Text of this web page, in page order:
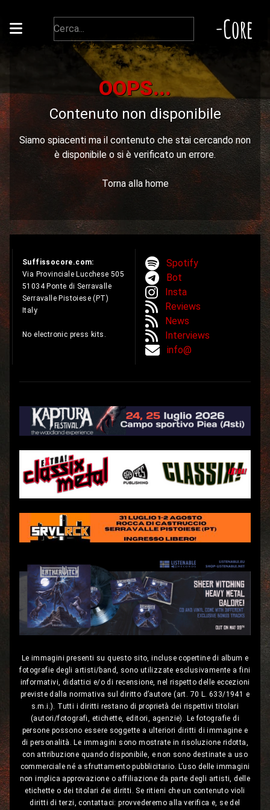
-Core
OOPS...
Contenuto non disponibile
Siamo spiacenti ma il contenuto che stai cercando non
è disponibile o si è verificato un errore.
Torna alla home
Suffissocore.com:
Via Provinciale Lucchese 505
51034 Ponte di Serravalle
Serravalle Pistoiese (PT)
Italy
No electronic press kits.
Spotify
Bot
Insta
Reviews
News
Interviews
info@
Le immagini presenti su questo sito, incluse copertine di album e
fotografie degli artisti/band, sono utilizzate esclusivamente a fini
informativi, didattici e/o di recensione, nel rispetto delle eccezioni
previste dalla normativa sul diritto d’autore (art. 70 L. 633/1941 e
s.m.i.). Tutti i diritti restano di proprietà dei rispettivi titolari
(autori/fotografi, etichette, editori, agenzie). Le fotografie di
persone possono essere soggette a ulteriori diritti di immagine e
di personalità. Le immagini sono mostrate in risoluzione ridotta,
con attribuzione quando disponibile, e non sono destinate a uso
commerciale né a sfruttamento pubblicitario. L’uso delle immagini
non implica approvazione o affiliazione da parte degli artisti, delle
etichette o dei titolari dei diritti. Se ritieni che un contenuto violi
diritti di terzi, contattaci: provvederemo alla verifica e, se del